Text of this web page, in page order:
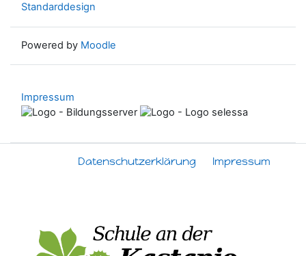
Standarddesign
Powered by Moodle
Impressum
Datenschutzerklärung Impressum